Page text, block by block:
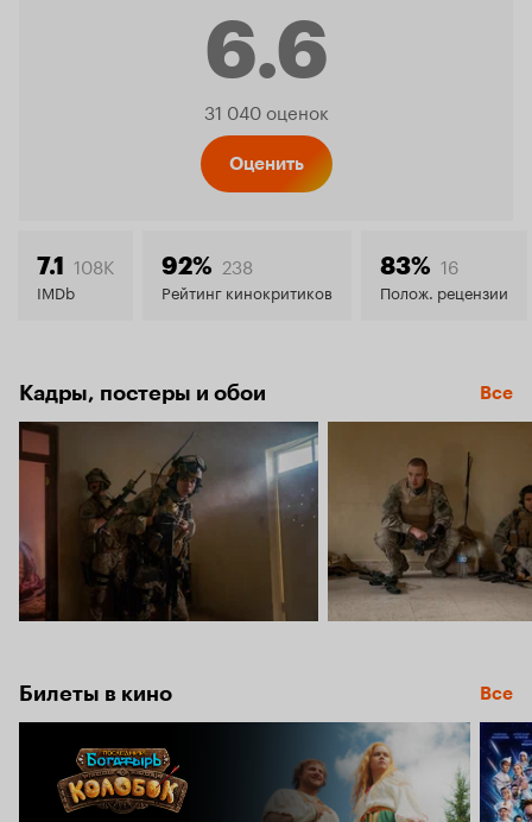
6.6
Рейтинг
6.6
31 040 оценок
Оценить
7.1 108K
IMDb
92% 238
Рейтинг кинокритиков
83% 16
Полож. рецензии
Кадры, постеры и обои Все
Билеты в кино Все